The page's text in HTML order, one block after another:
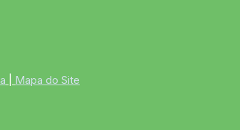
Mapa do Site